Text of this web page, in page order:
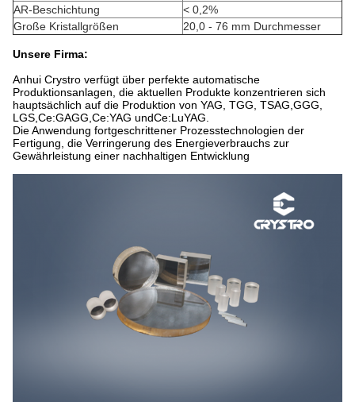
AR-Beschichtung
< 0,2%
Große Kristallgrößen
20,0 - 76 mm Durchmesser
Unsere Firma:
Anhui Crystro verfügt über perfekte automatische
Produktionsanlagen, die aktuellen Produkte konzentrieren sich
hauptsächlich auf die Produktion von YAG, TGG, TSAG,GGG,
LGS,Ce:GAGG,Ce:YAG undCe:LuYAG.
Die Anwendung fortgeschrittener Prozesstechnologien der
Fertigung, die Verringerung des Energieverbrauchs zur
Gewährleistung einer nachhaltigen Entwicklung